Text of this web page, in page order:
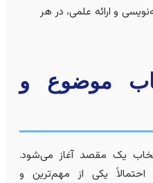
و ارائه علمی، در هر
موضوع و
مقصد آغاز می‌شود.
یکی از مهم‌ترین و